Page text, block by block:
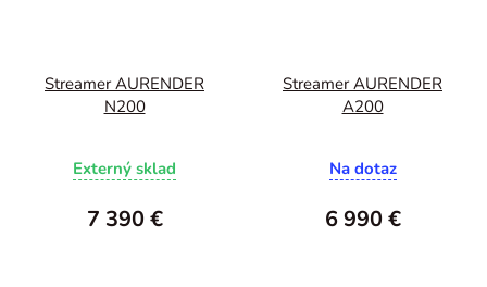
Streamer AURENDER
N200
Externý sklad
7 390 €
Streamer AURENDER
A200
Na dotaz
6 990 €